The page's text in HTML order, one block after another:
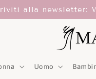
alla newsletter:
Uomo